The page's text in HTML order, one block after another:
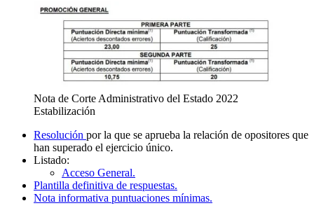
Nota de Corte Administrativo del Estado 2022
Estabilización
Resolución por la que se aprueba la relación de opositores que
han superado el ejercicio único.
Listado:
Acceso General.
Plantilla definitiva de respuestas.
Nota informativa puntuaciones mínimas.